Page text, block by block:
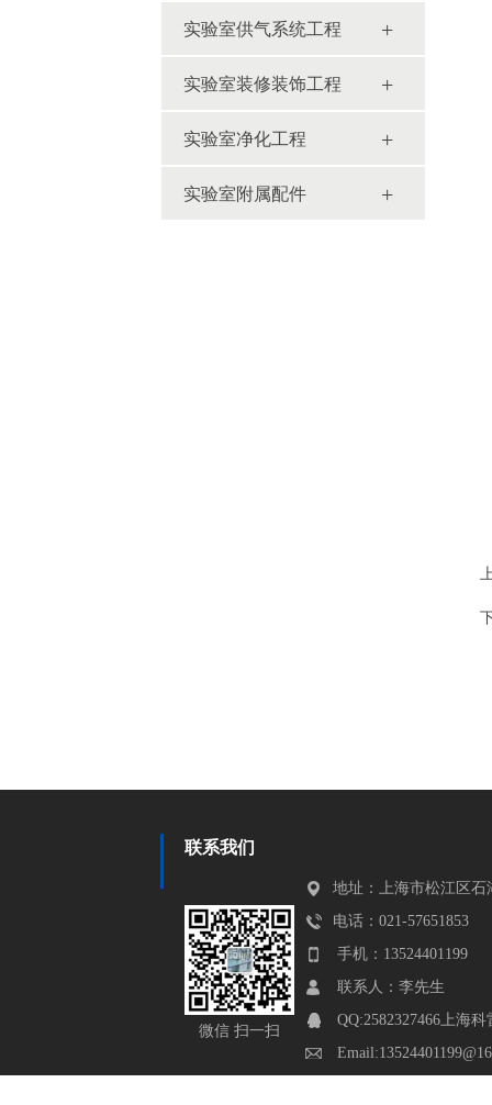
实验室供气系统工程 +
实验室装修装饰工程 +
实验室净化工程 +
实验室附属配件 +
联系我们
微信 扫一扫
地址：上海市松江区石
电话：021-57651853
手机：13524401199
联系人：李先生
QQ:2582327466上海